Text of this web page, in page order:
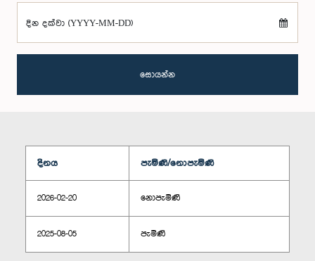
දින දක්වා (YYYY-MM-DD)
සොයන්න
දිනය පැමිණි/නොපැමිණි
2026-02-20 නොපැමිණි
2025-08-05 පැමිණි